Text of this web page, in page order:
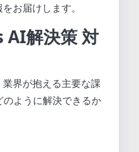
お届けします。
AI解決策 対
界が抱える主要な課
ように解決できるか